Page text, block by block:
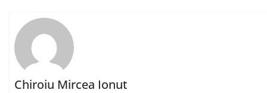
Chiroiu Mircea Ionut